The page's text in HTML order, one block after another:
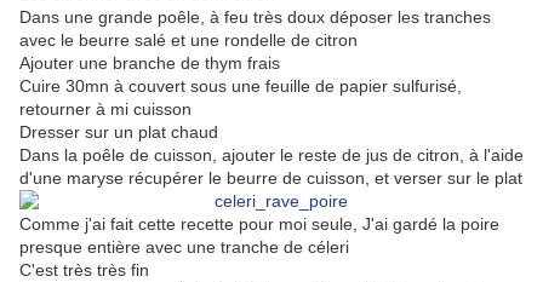
Dans une grande poêle, à feu très doux déposer les tranches
avec le beurre salé et une rondelle de citron
Ajouter une branche de thym frais
Cuire 30mn à couvert sous une feuille de papier sulfurisé,
retourner à mi cuisson
Dresser sur un plat chaud
Dans la poêle de cuisson, ajouter le reste de jus de citron, à l'aide
d'une maryse récupérer le beurre de cuisson, et verser sur le plat
Comme j'ai fait cette recette pour moi seule, J'ai gardé la poire
presque entière avec une tranche de céleri
C'est très très fin